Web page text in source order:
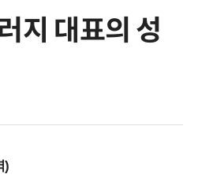
지 대표의 성
)